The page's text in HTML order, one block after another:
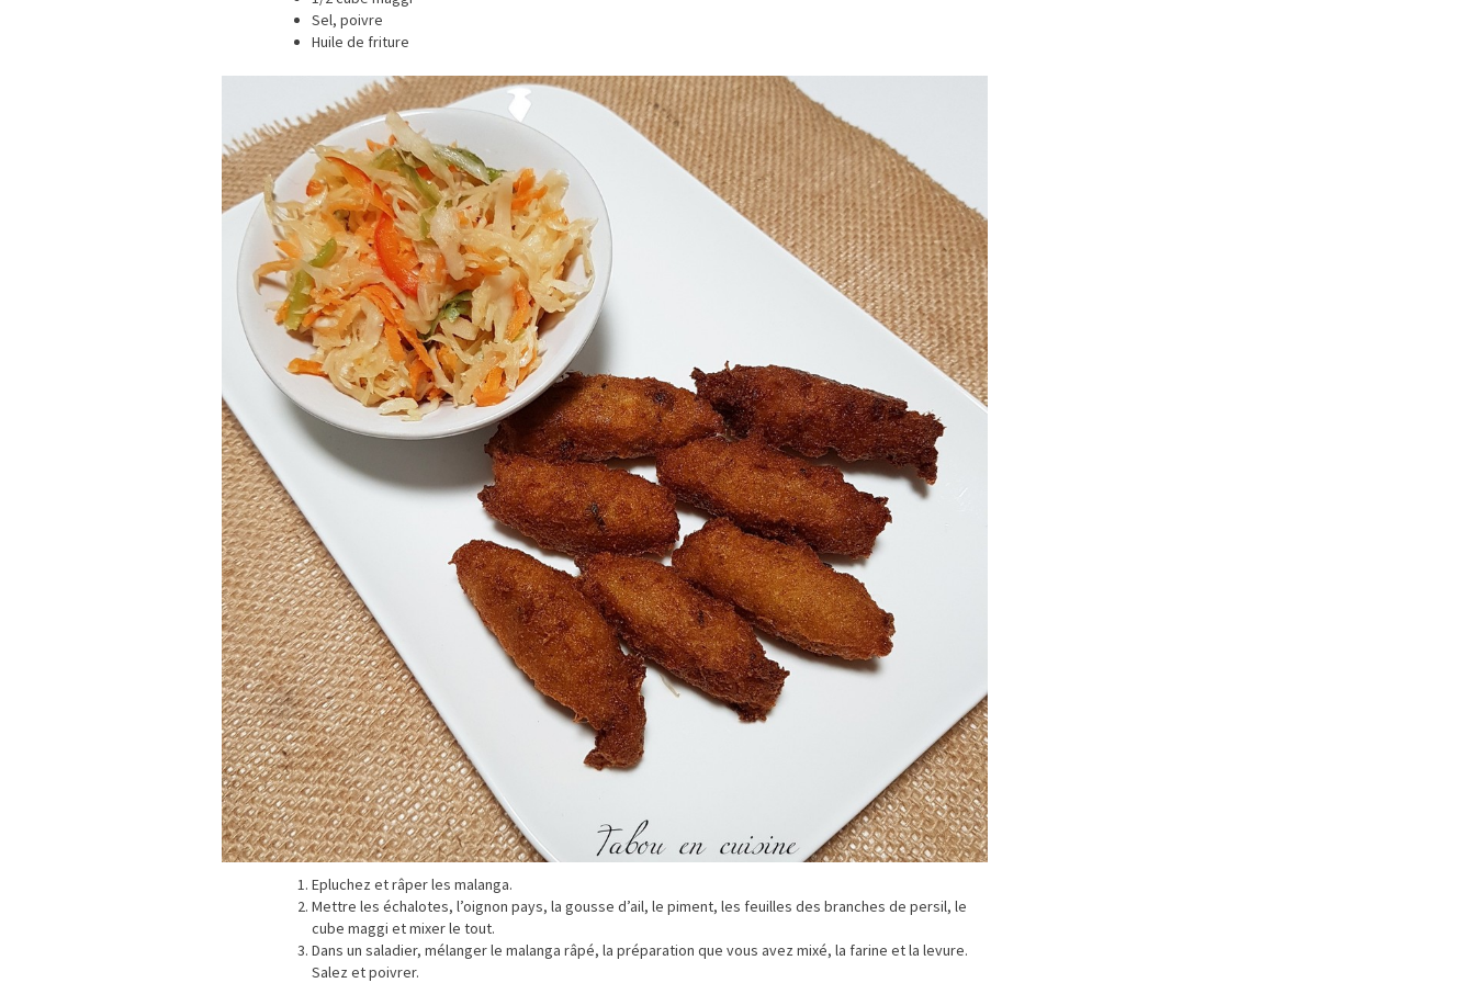
Sel, poivre
Huile de friture
Epluchez et râper les malanga.
Mettre les échalotes, l’oignon pays, la gousse d’ail, le piment, les feuilles des branches de persil, le
cube maggi et mixer le tout.
Dans un saladier, mélanger le malanga râpé, la préparation que vous avez mixé, la farine et la levure.
Salez et poivrer.